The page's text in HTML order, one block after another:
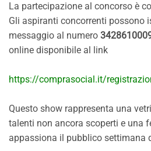
La partecipazione al concorso è
Gli aspiranti concorrenti possono
messaggio al numero
online disponibile al link
https://comprasocial.it/
Questo show rappresenta una
talenti non ancora scoperti e una
appassiona il pubblico settimana